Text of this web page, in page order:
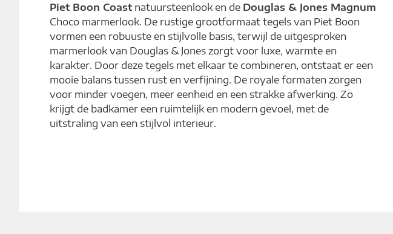
Piet Boon Coast natuursteenlook en de Douglas & Jones Magnum
Choco marmerlook. De rustige grootformaat tegels van Piet Boon
vormen een robuuste en stijlvolle basis, terwijl de uitgesproken
marmerlook van Douglas & Jones zorgt voor luxe, warmte en
karakter. Door deze tegels met elkaar te combineren, ontstaat er een
mooie balans tussen rust en verfijning. De royale formaten zorgen
voor minder voegen, meer eenheid en een strakke afwerking. Zo
krijgt de badkamer een ruimtelijk en modern gevoel, met de
uitstraling van een stijlvol interieur.